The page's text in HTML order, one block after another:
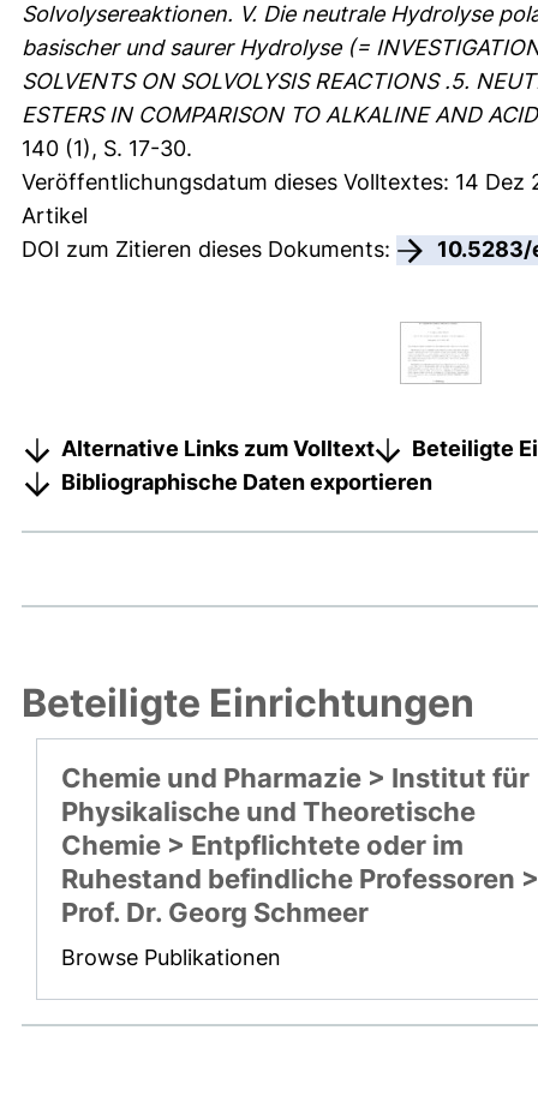
Solvolysereaktionen. V. Die neutrale Hydrolyse
basischer und saurer Hydrolyse (=
SOLVENTS ON SOLVOLYSIS REACTIONS .5.
ESTERS IN COMPARISON TO ALKALINE AND
140 (1), S. 17-30.
Veröffentlichungsdatum dieses Volltextes: 14 Dez
Artikel
DOI zum Zitieren dieses Dokuments:
10.5283/
Alternative Links zum Volltext
Beteiligte
Bibliographische Daten exportieren
Beteiligte Einrichtungen
Chemie und Pharmazie > Institut für
Physikalische und Theoretische
Chemie > Entpflichtete oder im
Ruhestand befindliche Professoren >
Prof. Dr. Georg Schmeer
Browse Publikationen